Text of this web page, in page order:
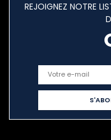
REJOIGNEZ NOTRE